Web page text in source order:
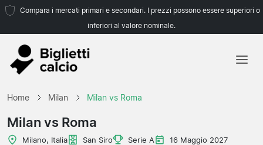
Compara i mercati primari e secondari. I prezzi possono essere superiori o
inferiori al valore nominale.
Home Milan Milan vs Roma
Milan vs Roma
Milano, Italia San Siro Serie A 16 Maggio 2027